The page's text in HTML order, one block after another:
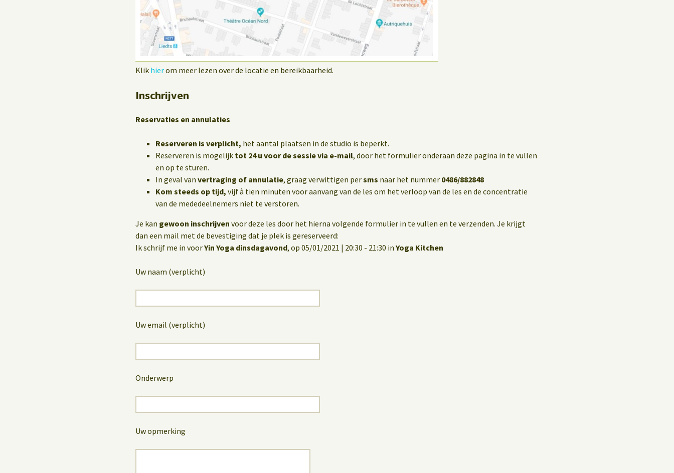
Klik hierom meer lezen over de locatie en bereikbaarheid.
Inschrijven
Reservaties en annulaties
Reserveren is verplicht, het aantal plaatsen in de studio is beperkt.
Reserveren is mogelijk tot 24 u voor de sessie via e-mail, door het formulier onderaan deze pagina in te vullen
en op te sturen.
In geval van vertraging of annulatie, graag verwittigen persms naar het nummer 0486/882848
Kom steeds op tijd, vijf à tien minuten voor aanvang van de les om het verloop van de les en de concentratie
van de mededeelnemers niet te verstoren.
Je kan gewoon inschrijven voor deze les door het hierna volgende formulier in te vullen en te verzenden. Je krijgt
dan een mail met de bevestiging dat je plek is gereserveerd:
Ik schrijf me in voorYin Yoga dinsdagavond, op 05/01/2021 | 20:30 - 21:30 in Yoga Kitchen
Uw naam (verplicht)
Uw email (verplicht)
Onderwerp
Uw opmerking